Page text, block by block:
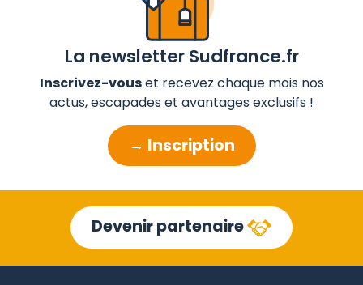
La newsletter Sudfrance.fr
Inscrivez-vouset recevez chaque mois nos
actus, escapades et avantages exclusifs !
→ Inscription
Devenir partenaire